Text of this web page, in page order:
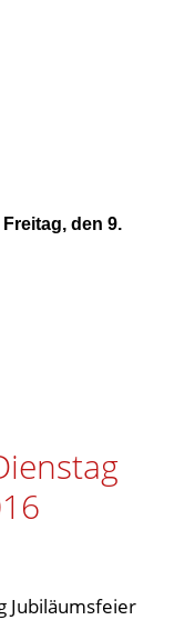
den 9.
Jubiläumsfeier